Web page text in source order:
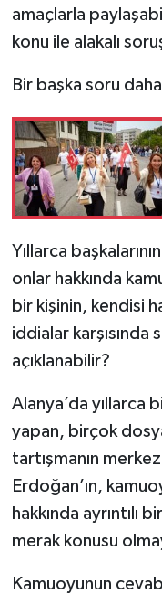
amaçlarla
konu ile alakalı
Bir başka soru
Yıllarca
onlar hakkında
bir kişinin, kendisi
iddialar karşısında
açıklanabilir?
Alanya’da yıllarca
yapan, birçok
tartışmanın
Erdoğan’ın,
hakkında ayrıntılı
merak konusu
Kamuoyunun